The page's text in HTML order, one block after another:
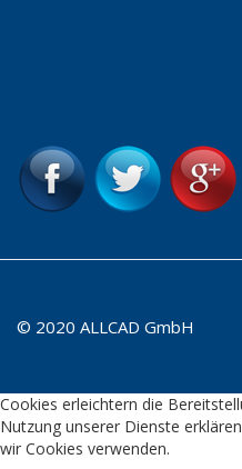
© 2020 ALLCAD GmbH
Cookies erleichtern die
Nutzung unserer Dienste
wir Cookies verwenden.